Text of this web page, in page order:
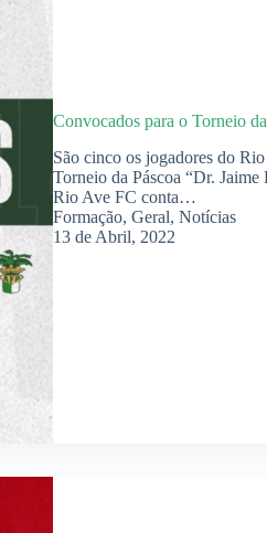
Convocados para o Torneio
São cinco os jogadores do
Torneio da Páscoa “Dr.
Rio Ave FC conta…
Formação,Geral,Notícias
13 de Abril, 2022